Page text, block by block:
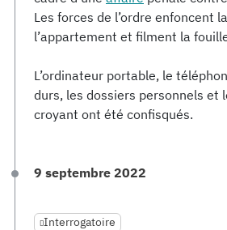
Les forces de l’ordre enfoncent
l’appartement et filment la
L’ordinateur portable, le
durs, les dossiers personnels et
croyant ont été confisqués.
9 septembre 2022
Interrogatoire